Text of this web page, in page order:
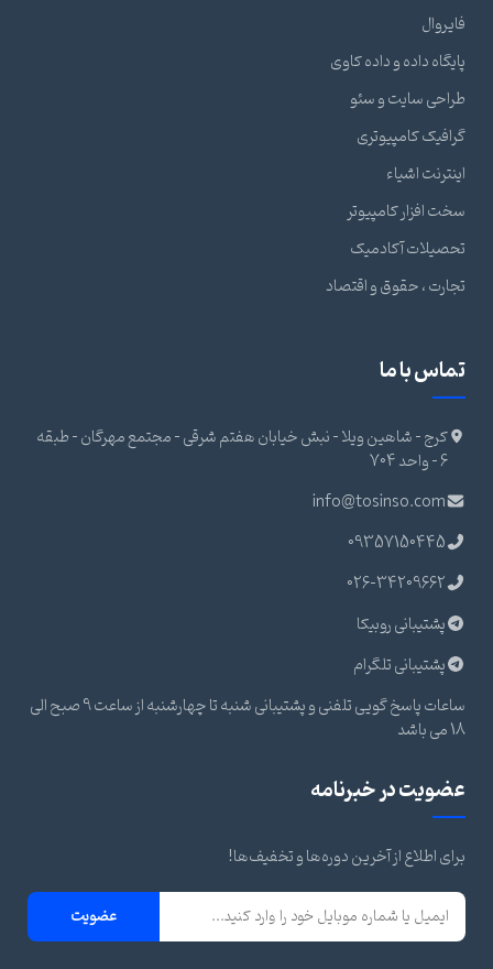
فایروال
پایگاه داده و داده کاوی
طراحی سایت و سئو
گرافیک کامپیوتری
اینترنت اشیاء
سخت افزار کامپیوتر
تحصیلات آکادمیک
تجارت ، حقوق و اقتصاد
تماس با ما
کرج - شاهین ویلا - نبش خیابان هفتم شرقی - مجتمع مهرگان - طبقه
6 - واحد 704
info@tosinso.com
09357150445
026-34209662
پشتیبانی روبیکا
پشتیبانی تلگرام
ساعات پاسخ گویی تلفنی و پشتیبانی شنبه تا چهارشنبه از ساعت 9 صبح الی
18 می باشد
عضویت در خبرنامه
برای اطلاع از آخرین دوره‌ها و تخفیف‌ها!
عضویت